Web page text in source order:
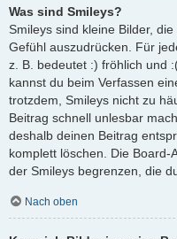
Was sind Smileys?
Smileys sind kleine Bilder,
Gefühl auszudrücken. Für
z. B. bedeutet :) fröhlich und
kannst du beim Verfassen
trotzdem, Smileys nicht zu
Beitrag schnell unlesbar
deshalb deinen Beitrag
komplett löschen. Die Board-
der Smileys begrenzen, die
Nach oben